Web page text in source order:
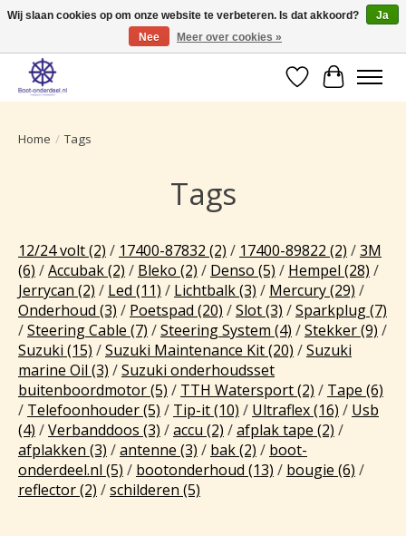
Ruime selectie producten voor uw boot onderhoud.
Verlanglijst
Home / Tags
Tags
12/24 volt(2) / 17400-87832 (2) / 17400-89822 (2) /3M
(6) /Accubak(2) / Bleko (2) / Denso (5) / Hempel (28) /
Jerrycan (2) / Led (11) / Lichtbalk(3) / Mercury(29) /
Onderhoud (3) / Poetspad (20) /Slot(3) /Sparkplug(7)
/Steering Cable (7) /Steering System (4) /Stekker(9) /
Suzuki (15) /Suzuki Maintenance Kit(20) /Suzuki
marine Oil (3) /Suzuki onderhoudsset
buitenboordmotor(5) / TTH Watersport(2) / Tape (6)
/ Telefoonhouder(5) / Tip-it(10) / Ultraflex(16) / Usb
(4) /Verbanddoos (3) /accu (2) /afplak tape (2) /
afplakken (3) /antenne (3) / bak(2) / boot-
onderdeel.nl (5) / bootonderhoud (13) / bougie (6) /
reflector(2) /schilderen (5)
Wij slaan cookies op om onze website te verbeteren. Is dat akkoord?
Ja
Nee
Meer over cookies »